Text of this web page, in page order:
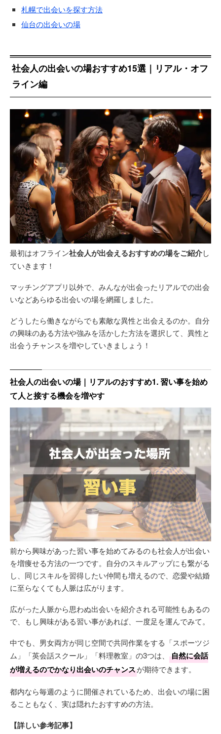
札幌で出会いを探す方法
仙台の出会いの場
社会人の出会いの場おすすめ15選｜リアル・オフ
ライン編
最初はオフライン社会人が出会えるおすすめの場をご紹介し
ていきます！
マッチングアプリ以外で、みんなが出会ったリアルでの出会
いなどあらゆる出会いの場を網羅しました。
どうしたら働きながらでも素敵な異性と出会えるのか。自分
の興味のある方法や強みを活かした方法を選択して、異性と
出会うチャンスを増やしていきましょう！
社会人の出会いの場｜リアルのおすすめ1. 習い事を始め
て人と接する機会を増やす
前から興味があった習い事を始めてみるのも社会人が出会い
を増痩せる方法の一つです。自分のスキルアップにも繋がる
し、同じスキルを習得したい仲間も増えるので、恋愛や結婚
に至らなくても人脈は広がります。
広がった人脈から思わぬ出会いを紹介される可能性もあるの
で、もし興味がある習い事があれば、一度足を運んでみて。
中でも、男女両方が同じ空間で共同作業をする「スポーツジ
ム」「英会話スクール」「料理教室」の3つは、
自然に会話
が増えるのでかなり出会いのチャンスが期待できます。
都内なら毎週のように開催されているため、出会いの場に困
ることもなく、実は隠れたおすすめの方法。
【詳しい参考記事】